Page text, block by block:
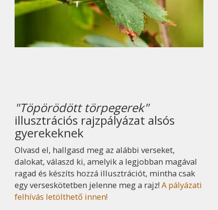
"Töpörödött törpegerek"
illusztrációs rajzpályázat alsós
gyerekeknek
Olvasd el, hallgasd meg az alábbi verseket,
dalokat, válaszd ki, amelyik a legjobban magával
ragad és készíts hozzá illusztrációt, mintha csak
egy verseskötetben jelenne meg a rajz! A pályázati
felhívás letölthető innen!